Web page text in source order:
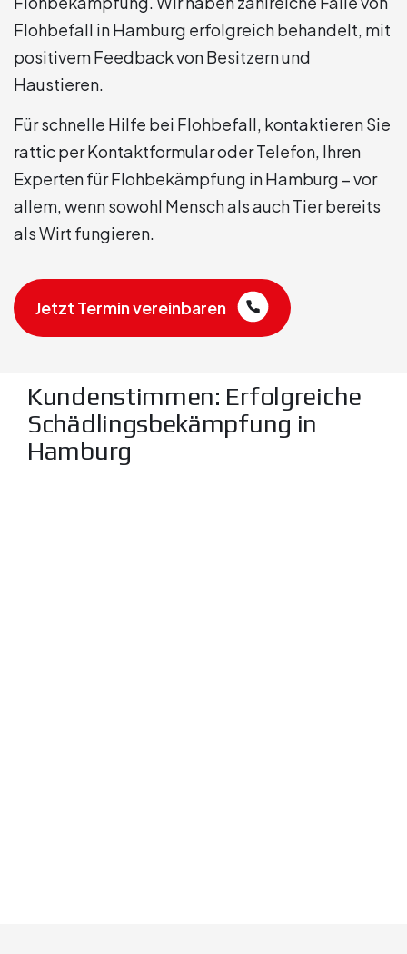
Flohbefall in Hamburg erfolgreich behandelt, mit
positivem Feedback von Besitzern und
Haustieren.
Für schnelle Hilfe bei Flohbefall, kontaktieren Sie
rattic per Kontaktformular oder Telefon, Ihren
Experten für Flohbekämpfung in Hamburg – vor
allem, wenn sowohl Mensch als auch Tier bereits
als Wirt fungieren.
Jetzt Termin vereinbaren
Kundenstimmen: Erfolgreiche
Schädlingsbekämpfung in
Hamburg